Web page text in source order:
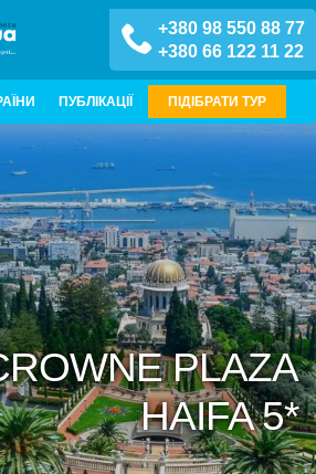
+380 98 550 88 77
+380 66 122 11 22
ПУБЛІКАЦІЇ ПІДІБРАТИ ТУР
PLAZA
HAIFA 5*